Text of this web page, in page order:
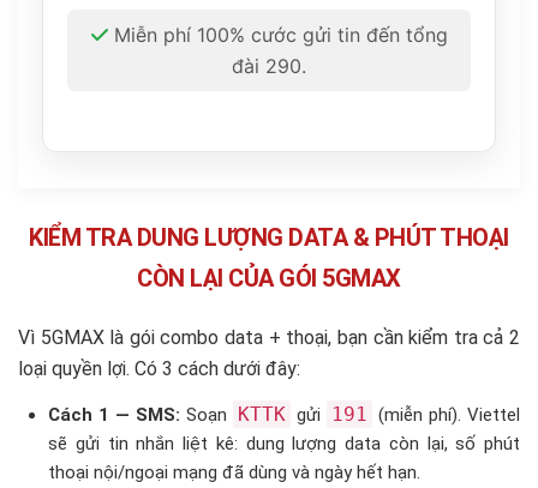
Miễn phí 100% cước gửi tin đến tổng
đài 290.
KIỂM TRA DUNG LƯỢNG DATA & PHÚT THOẠI
CÒN LẠI CỦA GÓI 5GMAX
Vì 5GMAX là gói combo data + thoại, bạn cần kiểm tra cả 2
loại quyền lợi. Có 3 cách dưới đây:
Cách 1 — SMS: Soạn KTTK gửi 191 (miễn phí). Viettel
sẽ gửi tin nhắn liệt kê: dung lượng data còn lại, số phút
thoại nội/ngoại mạng đã dùng và ngày hết hạn.